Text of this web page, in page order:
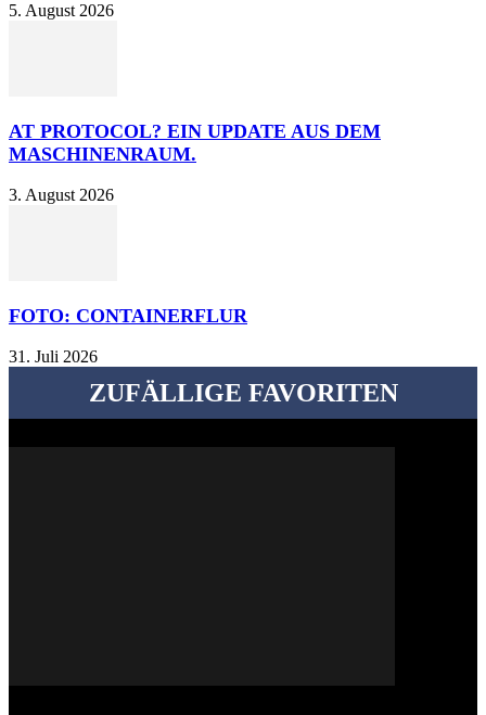
5. August 2026
AT PROTOCOL? EIN UPDATE AUS DEM
MASCHINENRAUM.
3. August 2026
FOTO: CONTAINERFLUR
31. Juli 2026
ZUFÄLLIGE FAVORITEN